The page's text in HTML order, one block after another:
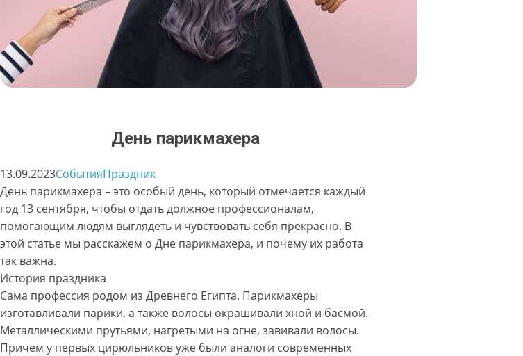
День парикмахера
13.09.2023СобытияПраздник
День парикмахера – это особый день, который отмечается каждый
год 13 сентября, чтобы отдать должное профессионалам,
помогающим людям выглядеть и чувствовать себя прекрасно. В
этой статье мы расскажем о Дне парикмахера, и почему их работа
так важна.
История праздника
Сама профессия родом из Древнего Египта. Парикмахеры
изготавливали парики, а также волосы окрашивали хной и басмой.
Металлическими прутьями, нагретыми на огне, завивали волосы.
Причем у первых цирюльников уже были аналоги современных